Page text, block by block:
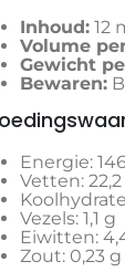
Inhoud: 12
Volume
Gewicht
Bewaren:
Energie:
Vetten:
Vezels: 1,1 g
Eiwitten:
Zout: 0,23 g